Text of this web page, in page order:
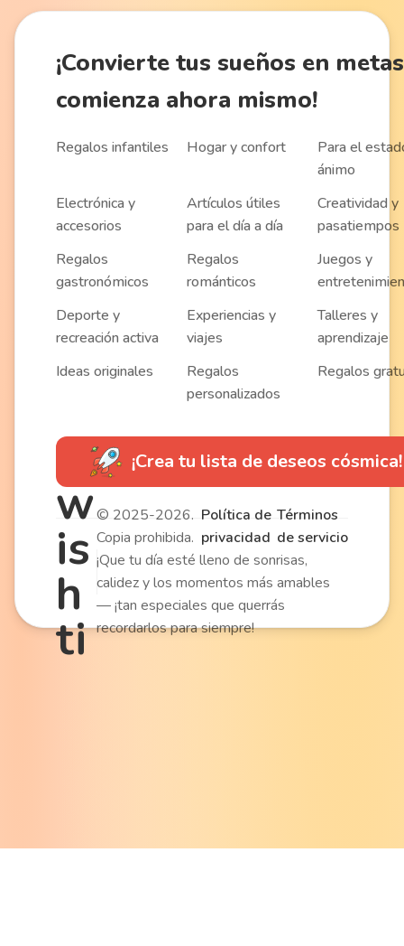
¡Convierte tus sueños en metas
comienza ahora mismo!
Regalos infantiles Hogar y confort
Para el
ánimo
Electrónica y
accesorios
Artículos útiles
para el día a día
Creatividad y
pasatiempos
Regalos
gastronómicos
Regalos
románticos
Juegos y
Deporte y
recreación activa
Experiencias y
viajes
Talleres y
aprendizaje
Ideas originales
Regalos
personalizados
Regalos
¡Crea tu lista de deseos cósmica!
w
is
h
ti
© 2025-2026.
Copia prohibida.
Política de
privacidad
Términos
de servicio
¡Que tu día esté lleno de sonrisas,
calidez y los momentos más amables
— ¡tan especiales que querrás
recordarlos para siempre!